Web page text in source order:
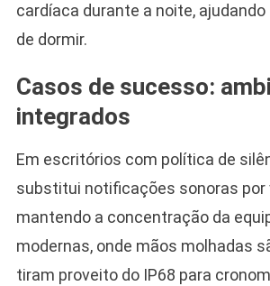
cardíaca durante a noite, ajudando
de dormir.
Casos de sucesso:
integrados
Em escritórios com política de
substitui notificações sonoras por
mantendo a concentração da
modernas, onde mãos molhadas
tiram proveito do IP68 para